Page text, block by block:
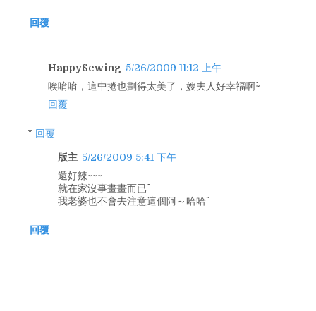
回覆
HappySewing 5/26/2009 11:12 上午
唉唷唷，這中捲也劃得太美了，嫂夫人好幸福啊^^~
回覆
回覆
版主 5/26/2009 5:41 下午
還好辣~~~
就在家沒事畫畫而已^^
我老婆也不會去注意這個阿～哈哈^^
回覆